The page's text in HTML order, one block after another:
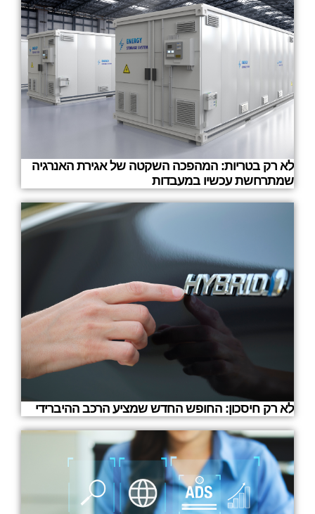
לא רק בטריות: המהפכה השקטה של אגירת האנרגיה
שמתרחשת עכשיו במעבדות
לא רק חיסכון: החופש החדש שמציע הרכב ההיברידי